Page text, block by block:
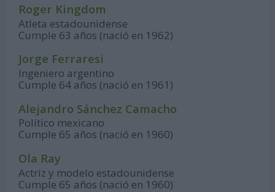
Roger Kingdom
Atleta estadounidense
Cumple 63 años (nació en 1962)
Jorge Ferraresi
Ingeniero argentino
Cumple 64 años (nació en 1961)
Alejandro Sánchez Camacho
Político mexicano
Cumple 65 años (nació en 1960)
Ola Ray
Actriz y modelo estadounidense
Cumple 65 años (nació en 1960)